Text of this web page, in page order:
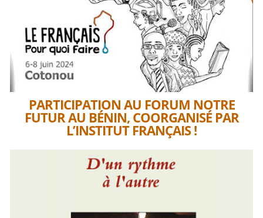
PARTICIPATION AU FORUM NOTRE
FUTUR AU BÉNIN, COORGANISÉ PAR
L’INSTITUT FRANÇAIS !